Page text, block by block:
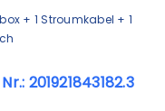
+ 1 Stroumkabel + 1
201921843182.3